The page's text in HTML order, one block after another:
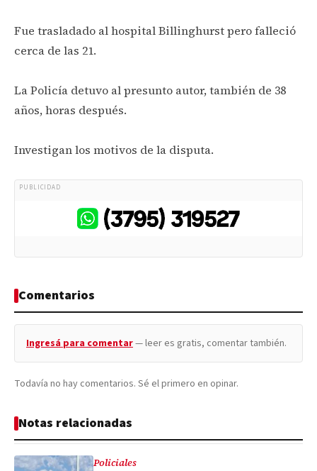
Fue trasladado al hospital Billinghurst pero falleció
cerca de las 21.
La Policía detuvo al presunto autor, también de 38
años, horas después.
Investigan los motivos de la disputa.
PUBLICIDAD
Comentarios
Ingresá para comentar— leer es gratis, comentar también.
Todavía no hay comentarios. Sé el primero en opinar.
Notas relacionadas
Policiales